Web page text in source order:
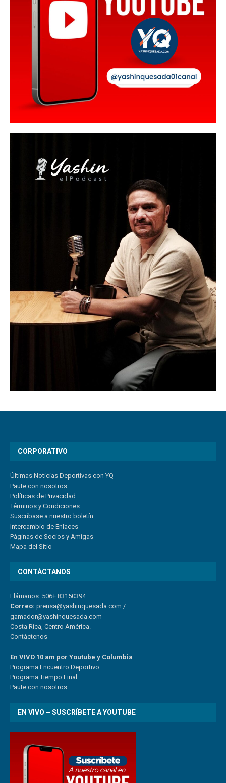
CORPORATIVO
Últimas Noticias Deportivas con YQ
Paute con nosotros
Políticas de Privacidad
Términos y Condiciones
Suscríbase a nuestro boletín
Intercambio de Enlaces
Páginas de Socios y Amigas
Mapa del Sitio
CONTÁCTANOS
Llámanos: 506+ 83150394
Correo: prensa@yashinquesada.com /
gamador@yashinquesada.com
Costa Rica, Centro América.
Contáctenos
En VIVO 10 am por Youtube y Columbia
Programa Encuentro Deportivo
Programa Tiempo Final
Paute con nosotros
EN VIVO – SUSCRÍBETE A YOUTUBE